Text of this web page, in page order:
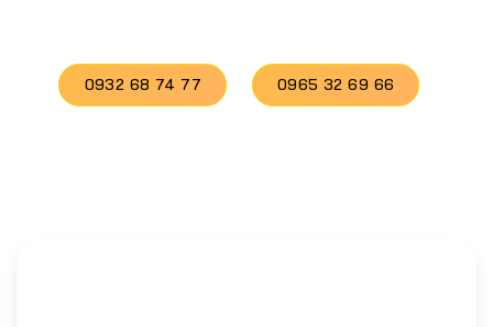
0932 68 74 77 0965 32 69 66